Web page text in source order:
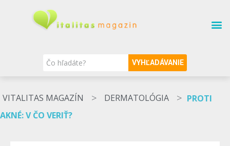
VYHĽADÁVANIE
VITALITAS MAGAZÍN > DERMATOLÓGIA > PROTI
AKNÉ: V ČO VERIŤ?